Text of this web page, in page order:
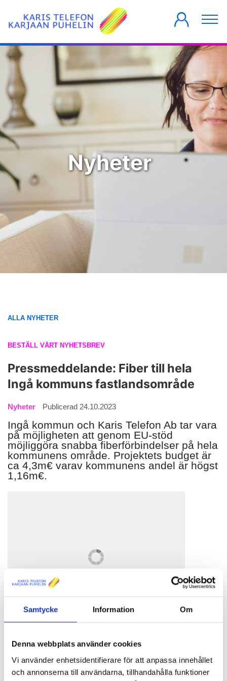
Samtycke Information Om
Denna webbplats använder cookies
Vi använder enhetsidentifierare för att anpassa innehållet
och annonserna till användarna, tillhandahålla funktioner
FÖRETAG
ALLA NYHETER
BESTÄLL VÅRT NYHETSBREV
Nyheter
Pressmeddelande: Fiber till hela
Ingå kommuns fastlandsområde
Nyheter Publicerad 24.10.2023
Ingå kommun och Karis Telefon Ab tar vara
på möjligheten att genom EU-stöd
möjliggöra snabba fiberförbindelser på hela
kommunens område. Projektets budget är
ca 4,3m€ varav kommunens andel är högst
1,16m€.
Patrik Gustafsson (Karis Telefon) skakar hand med Robert Nyman (Ingå kommun)
Karis Telefon Ab har vunnit den av Nylands förbund ordnade
upphandlingen om att bygga fasta bredbandsförbindelser på
Ingå kommuns område. På måndagen den 23.10 tog Ingå